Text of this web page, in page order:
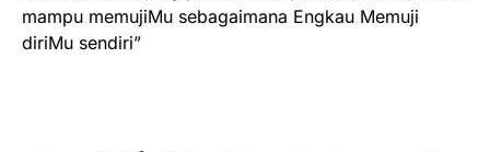
mampu memujiMu sebagaimana Engkau Memuji
diriMu sendiri”